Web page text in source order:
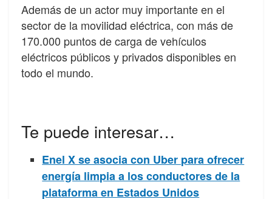
Además de un actor muy importante en el
sector de la movilidad eléctrica, con más de
170.000 puntos de carga de vehículos
eléctricos públicos y privados disponibles en
todo el mundo.
Te puede interesar…
Enel X se asocia con Uber para ofrecer
energía limpia a los conductores de la
plataforma en Estados Unidos